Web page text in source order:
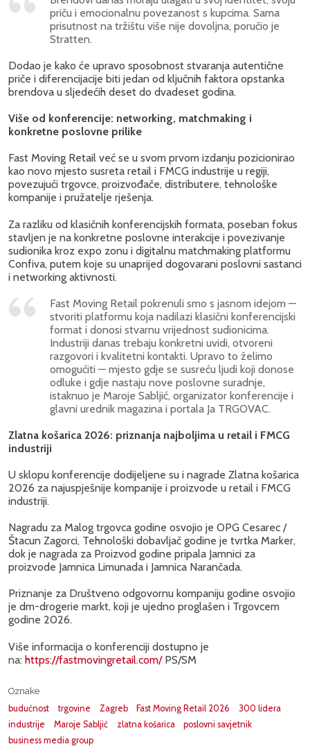
priču i emocionalnu povezanost s kupcima. Sama
prisutnost na tržištu više nije dovoljna, poručio je
Stratten.
Dodao je kako će upravo sposobnost stvaranja autentične
priče i diferencijacije biti jedan od ključnih faktora opstanka
brendova u sljedećih deset do dvadeset godina.
Više od konferencije: networking, matchmaking i
konkretne poslovne prilike
Fast Moving Retail već se u svom prvom izdanju pozicionirao
kao novo mjesto susreta retail i FMCG industrije u regiji,
povezujući trgovce, proizvođače, distributere, tehnološke
kompanije i pružatelje rješenja.
Za razliku od klasičnih konferencijskih formata, poseban fokus
stavljen je na konkretne poslovne interakcije i povezivanje
sudionika kroz expo zonu i digitalnu matchmaking platformu
Confiva, putem koje su unaprijed dogovarani poslovni sastanci
i networking aktivnosti.
Fast Moving Retail pokrenuli smo s jasnom idejom —
stvoriti platformu koja nadilazi klasični konferencijski
format i donosi stvarnu vrijednost sudionicima.
Industriji danas trebaju konkretni uvidi, otvoreni
razgovori i kvalitetni kontakti. Upravo to želimo
omogućiti — mjesto gdje se susreću ljudi koji donose
odluke i gdje nastaju nove poslovne suradnje,
istaknuo je Maroje Sabljić, organizator konferencije i
glavni urednik magazina i portala Ja TRGOVAC.
Zlatna košarica 2026: priznanja najboljima u retail i FMCG
industriji
U sklopu konferencije dodijeljene su i nagrade Zlatna košarica
2026 za najuspješnije kompanije i proizvode u retail i FMCG
industriji.
Nagradu za Malog trgovca godine osvojio je OPG Cesarec /
Štacun Zagorci, Tehnološki dobavljač godine je tvrtka Marker,
dok je nagrada za Proizvod godine pripala Jamnici za
proizvode Jamnica Limunada i Jamnica Narančada.
Priznanje za Društveno odgovornu kompaniju godine osvojio
je dm-drogerie markt, koji je ujedno proglašen i Trgovcem
godine 2026.
Više informacija o konferenciji dostupno je
na: https://fastmovingretail.com/PS/SM
Oznake
budućnost
trgovine Zagreb Fast Moving Retail 2026
300 lidera
industrije
Maroje Sabljić zlatna košarica
poslovni savjetnik
business media group